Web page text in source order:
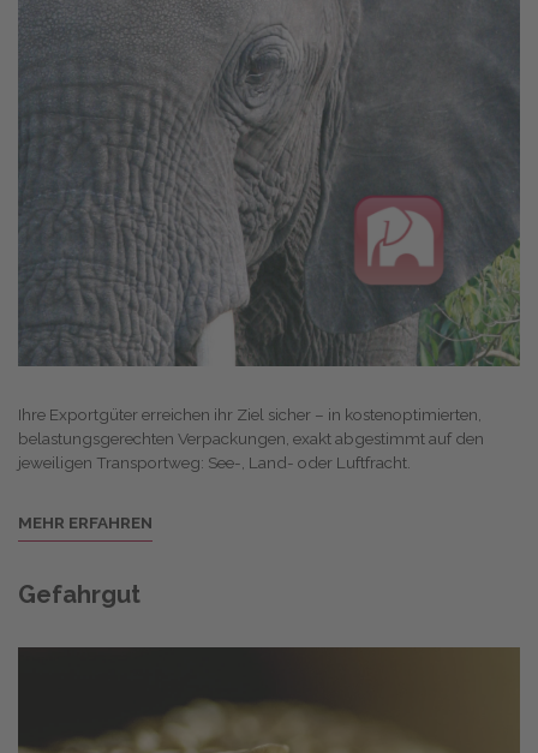
Ihre Exportgüter erreichen ihr Ziel sicher – in kostenoptimierten,
belastungsgerechten Verpackungen, exakt abgestimmt auf den
jeweiligen Transportweg: See-, Land- oder Luftfracht.
MEHR ERFAHREN
Gefahrgut